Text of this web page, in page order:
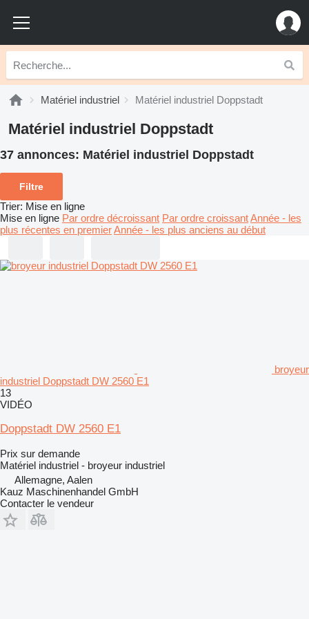
Matériel industriel Matériel industriel Doppstadt
Matériel industriel Doppstadt
37 annonces: Matériel industriel Doppstadt
Filtre
Trier: Mise en ligne
Mise en ligne Par ordre décroissant Par ordre croissantAnnée - les
plus récentes en premierAnnée - les plus anciens au début
broyeur
industriel Doppstadt DW 2560 E1
13
VIDÉO
Doppstadt DW 2560 E1
Prix sur demande
Matériel industriel - broyeur industriel
Allemagne, Aalen
Kauz Maschinenhandel GmbH
Contacter le vendeur